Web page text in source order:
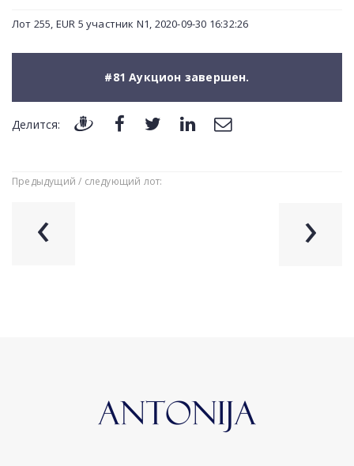
Лот 255, EUR 5 участник N1, 2020-09-30 16:32:26
#81 Аукцион завершен.
Делится:
Предыдущий / следующий лот:
‹ ›